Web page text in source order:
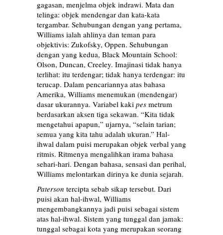
gagasan, menjelma objek indrawi. Mata dan
telinga: objek mendengar dan kata-kata
tergambar. Sehubungan dengan yang pertama,
Williams ialah ahlinya dan teman para
objektivis: Zukofsky, Oppen. Sehubungan
dengan yang kedua, Black Mountain School:
Olson, Duncan, Creeley. Imajinasi tidak hanya
terlihat: itu terdengar; tidak hanya terdengar: itu
terucap. Dalam pencariannya atas bahasa
Amerika, Williams menemukan (mendengar)
dasar ukurannya. Variabel kaki pes metrum
berdasarkan aksen tiga sekawan. “Kita tidak
mengetahui apapun,” ujarnya, “selain tarian;
semua yang kita tahu adalah ukuran.” Hal-
ihwal dalam puisi merupakan objek verbal yang
ritmis. Ritmenya mengalihkan irama bahasa
sehari-hari. Dengan bahasa, sensasi dan perihal,
Williams melontarkan dirinya ke dunia sejarah.
Paterson tercipta sebab sikap tersebut. Dari
puisi akan hal-ihwal, Williams
mengembangkannya jadi puisi sebagai sistem
atas hal-ihwal. Sistem yang tunggal dan jamak:
tunggal sebagai kota yang merupakan seorang